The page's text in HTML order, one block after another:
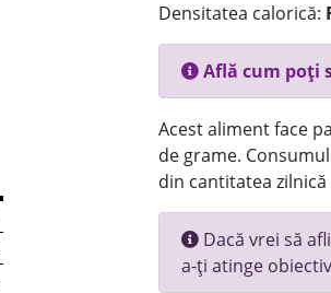
Densitatea calorică:
Află cum poți
Acest aliment face
de grame.
din cantitatea
Dacă vrei să
a-ți atinge